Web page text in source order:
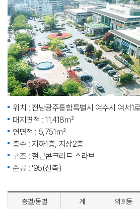
위치 : 전남광주통합특별시 여수시 여서1
대지면적 : 11,418㎡
연면적 : 5,751㎡
층수 : 지하1층, 지상2층
구조 : 철근콘크리트 스라브
준공 : '95(신축)
층별/동별 계 의회동